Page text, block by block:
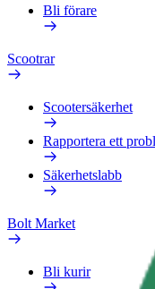
Bli förare
Scootrar
Scootersäkerhet
Rapportera ett
Säkerhetslabb
Bolt Market
Bli kurir